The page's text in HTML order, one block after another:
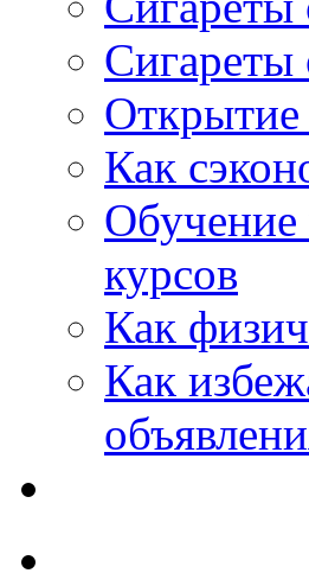
Открытие
Как
Обучение
курсов
Как
Как